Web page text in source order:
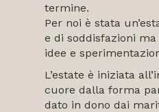
termine.
Per noi è stata
e di soddisfazioni
idee e
L’estate è iniziata
cuore dalla forma
dato in dono dai